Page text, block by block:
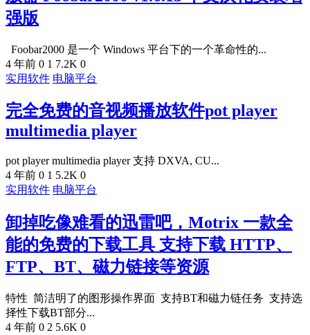
强版
Foobar2000 是一个 Windows 平台下的一个革命性的...
4 年前 0 1 7.2K 0
实用软件 电脑平台
完全免费的音视频播放软件pot player
multimedia player
pot player multimedia player 支持 DXVA, CU...
4 年前 0 1 5.2K 0
实用软件 电脑平台
卸掉吃像难看的迅雷吧，Motrix 一款全
能的免费的下载工具 支持下载 HTTP、
FTP、BT、磁力链接等资源
特性 简洁明了的图形操作界面 支持BT和磁力链任务 支持选
择性下载BT部分...
4 年前 0 2 5.6K 0